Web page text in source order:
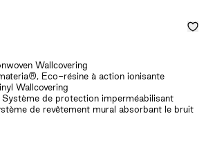
Wallcovering
Eco-résine à action ionisante
Wallcovering
de protection imperméabilisant
de revêtement mural absorbant le bruit